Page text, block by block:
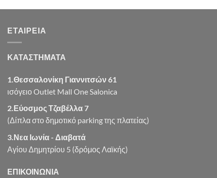
was: τιμή
ΕΤΑΙΡΕΊΑ
ΚΑΤΑΣΤΗΜΑΤΑ
1.Θεσσαλονίκη Γιαννιτσών 61
ισόγειο Outlet Mall One Salonica
2.Εύοσμος Τζαβέλλα 7
(Δίπλα στο δημοτικό parking της πλατείας)
3.Νεα Ιωνία - Διαβατά
Αγίου Δημητρίου 5 (δρόμος Λαϊκής)
ΕΠΙΚΟΙΝΩΝΙΑ